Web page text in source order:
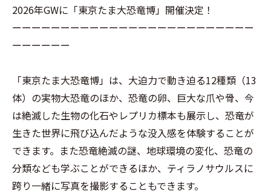
2026年GWに「東京たま大恐竜博」開催決定！
ーーーーーーーーーーーーーーーーーーーーーーーーー
ーーーーーー
「東京たま大恐竜博」は、大迫力で動き迫る12種類（13
体）の実物大恐竜のほか、恐竜の卵、巨大な爪や骨、今
は絶滅した生物の化石やレプリカ標本も展示し、恐竜が
生きた世界に飛び込んだような没入感を体験することが
できます。また恐竜絶滅の謎、地球環境の変化、恐竜の
分類なども学ぶことができるほか、ティラノサウルスに
跨り一緒に写真を撮影することもできます。